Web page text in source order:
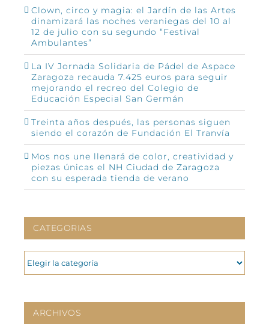
Clown, circo y magia: el Jardín de las Artes
dinamizará las noches veraniegas del 10 al
12 de julio con su segundo “Festival
Ambulantes”
La IV Jornada Solidaria de Pádel de Aspace
Zaragoza recauda 7.425 euros para seguir
mejorando el recreo del Colegio de
Educación Especial San Germán
Treinta años después, las personas siguen
siendo el corazón de Fundación El Tranvía
Mos nos une llenará de color, creatividad y
piezas únicas el NH Ciudad de Zaragoza
con su esperada tienda de verano
CATEGORIAS
CATEGORIAS
ARCHIVOS